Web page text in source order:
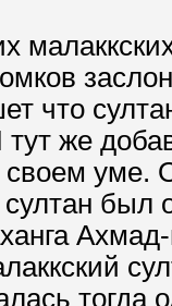
что
тут же
уме.
султан